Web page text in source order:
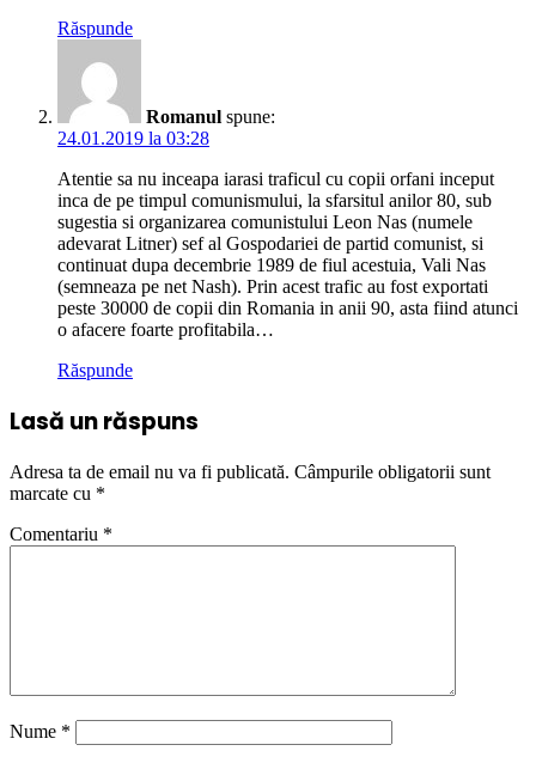
Răspunde
Romanul spune:
24.01.2019 la 03:28
Atentie sa nu inceapa iarasi traficul cu copii orfani inceput
inca de pe timpul comunismului, la sfarsitul anilor 80, sub
sugestia si organizarea comunistului Leon Nas (numele
adevarat Litner) sef al Gospodariei de partid comunist, si
continuat dupa decembrie 1989 de fiul acestuia, Vali Nas
(semneaza pe net Nash). Prin acest trafic au fost exportati
peste 30000 de copii din Romania in anii 90, asta fiind atunci
o afacere foarte profitabila…
Răspunde
Lasă un răspuns
Adresa ta de email nu va fi publicată. Câmpurile obligatorii sunt
marcate cu *
Comentariu *
Nume *